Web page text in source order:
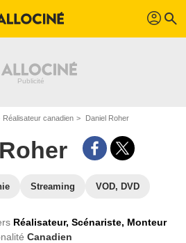
profil search
Réalisateur canadien Daniel Roher
Streaming VOD, DVD
Réalisateur,Scénariste, Monteur
Canadien